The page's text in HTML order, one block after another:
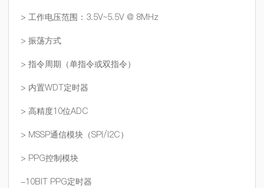
> 工作电压范围：3.5V~5.5V @ 8MHz
> 振荡方式
> 指令周期（单指令或双指令）
> 内置WDT定时器
> 高精度10位ADC
> MSSP通信模块（SPI/I2C）
> PPG控制模块
-10BIT PPG定时器